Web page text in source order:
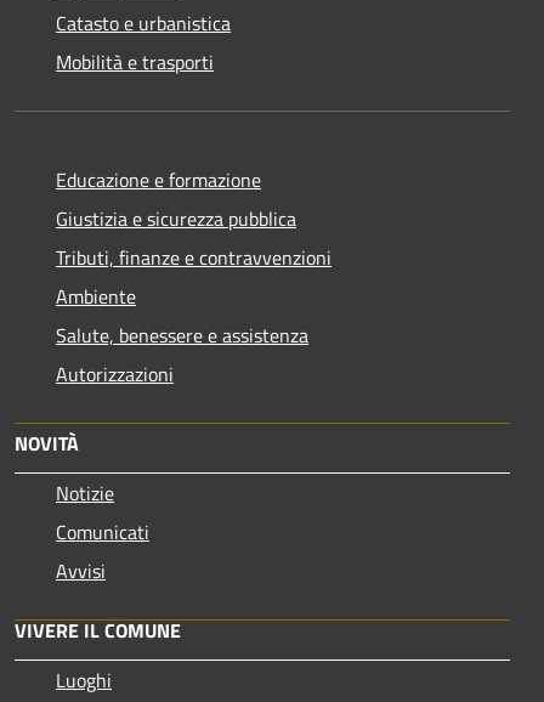
Catasto e urbanistica
Mobilità e trasporti
Educazione e formazione
Giustizia e sicurezza pubblica
Tributi, finanze e contravvenzioni
Ambiente
Salute, benessere e assistenza
Autorizzazioni
NOVITÀ
Notizie
Comunicati
Avvisi
VIVERE IL COMUNE
Luoghi